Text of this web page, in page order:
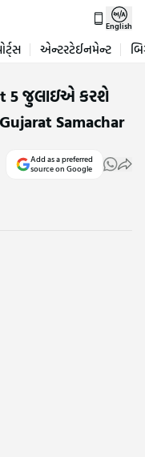
English
એન્ટરટેઈનમેન્ટ
5 જુલાઇએ કરશે
Samachar
Add as a preferred
source on Google